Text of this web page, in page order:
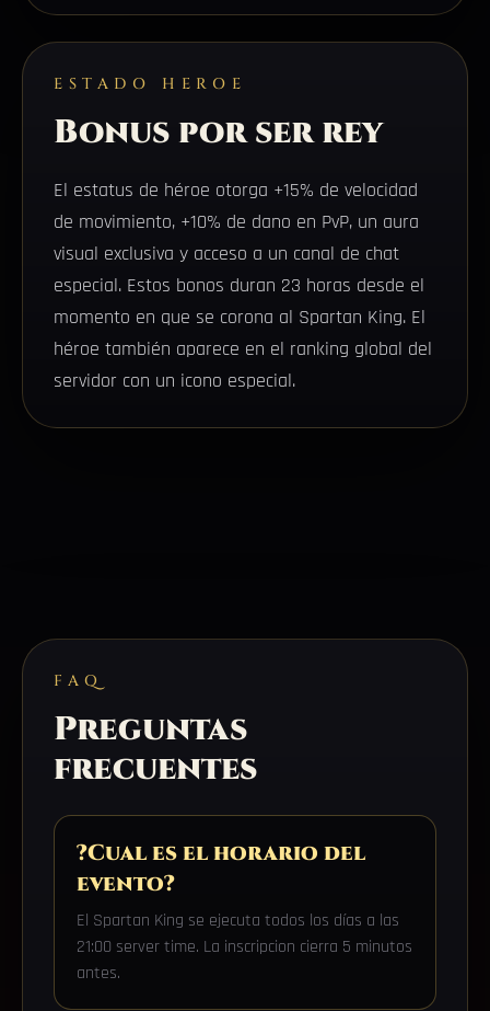
ESTADO HEROE
Bonus por ser rey
El estatus de héroe otorga +15% de velocidad
de movimiento, +10% de dano en PvP, un aura
visual exclusiva y acceso a un canal de chat
especial. Estos bonos duran 23 horas desde el
momento en que se corona al Spartan King. El
héroe también aparece en el ranking global del
servidor con un icono especial.
FAQ
Preguntas
frecuentes
?Cual es el horario del
evento?
El Spartan King se ejecuta todos los días a las
21:00 server time. La inscripcion cierra 5 minutos
antes.